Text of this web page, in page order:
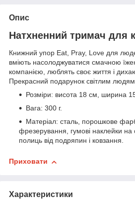
Опис
Натхненний тримач для
Книжний упор Eat, Pray, Love для
вміють насолоджуватися смачною
компанією, люблять своє життя і
Прекрасний подарунок світлим
Розміри: висота 18 см, ширина
Вага: 300 г.
Матеріал: сталь, порошкове
фрезерування, гумові наклейки на
полиць від подряпин і ковзання.
Приховати
Характеристики